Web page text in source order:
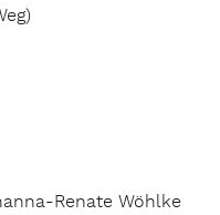
Renate Wöhlke